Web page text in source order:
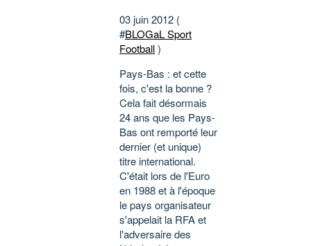
03 juin 2012 (
#BLOGaL Sport
Football)
Pays-Bas : et cette
fois, c'est la bonne ?
Cela fait désormais
24 ans que les Pays-
Bas ont remporté leur
dernier (et unique)
titre international.
C'était lors de l'Euro
en 1988 et à l'époque
le pays organisateur
s'appelait la RFA et
l'adversaire des